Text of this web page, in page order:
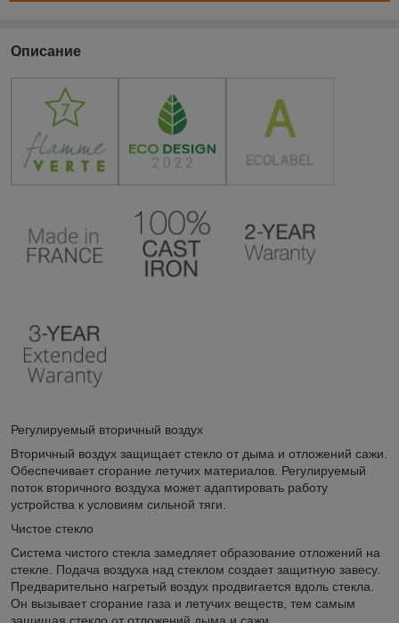
Описание
Регулируемый вторичный воздух
Вторичный воздух защищает стекло от дыма и отложений сажи.
Обеспечивает сгорание летучих материалов. Регулируемый
поток вторичного воздуха может адаптировать работу
устройства к условиям сильной тяги.
Чистое стекло
Система чистого стекла замедляет образование отложений на
стекле. Подача воздуха над стеклом создает защитную завесу.
Предварительно нагретый воздух продвигается вдоль стекла.
Он вызывает сгорание газа и летучих веществ, тем самым
защищая стекло от отложений дыма и сажи.